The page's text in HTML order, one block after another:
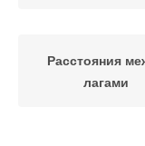
Расстояния
лагами